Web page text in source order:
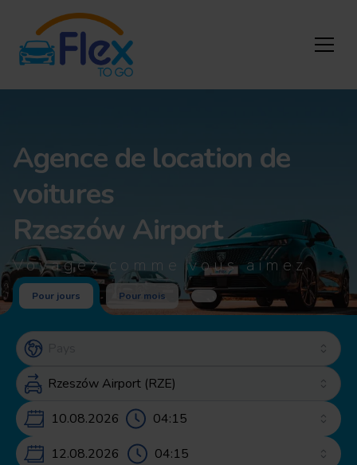
Agence de location de
voitures
Rzeszów Airport
Voyagez comme vous aimez
Pour jours Pour mois
10.08.2026 – 12.08.2026
12.08.2026